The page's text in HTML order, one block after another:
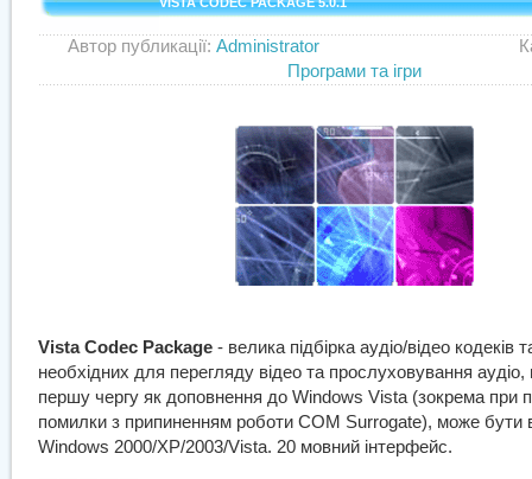
Автор публикації: Administrator
Програми та ігри
Vista Codec Package - велика підбірка аудіо/відео кодеків
необхідних для перегляду відео та прослуховування аудіо,
першу чергу як доповнення до Windows Vista (зокрема при
помилки з припиненням роботи COM Surrogate), може бути
Windows 2000/XP/2003/Vista. 20 мовний інтерфейс.